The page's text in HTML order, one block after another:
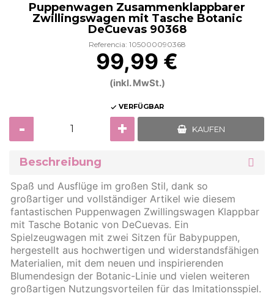
Puppenwagen Zusammenklappbarer
Zwillingswagen mit Tasche Botanic
DeCuevas 90368
Referencia: 105000090368
99,99 €
(inkl. MwSt.)
 VERFÜGBAR
- + KAUFEN
Beschreibung
Spaß und Ausflüge im großen Stil, dank so
großartiger und vollständiger Artikel wie diesem
fantastischen Puppenwagen Zwillingswagen Klappbar
mit Tasche Botanic von DeCuevas. Ein
Spielzeugwagen mit zwei Sitzen für Babypuppen,
hergestellt aus hochwertigen und widerstandsfähigen
Materialien, mit dem neuen und inspirierenden
Blumendesign der Botanic-Linie und vielen weiteren
großartigen Nutzungsvorteilen für das Imitationsspiel.